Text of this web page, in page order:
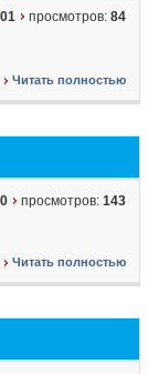
просмотров: 84
Читать полностью
просмотров: 143
Читать полностью